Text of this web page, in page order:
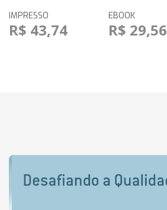
IMPRESSO
R$ 43,74
EBOOK
R$ 29,56